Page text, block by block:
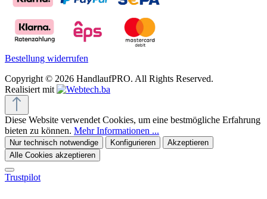
Bestellung widerrufen
Copyright © 2026 HandlaufPRO. All Rights Reserved.
Realisiert mit
Diese Website verwendet Cookies, um eine bestmögliche Erfahrung
bieten zu können. Mehr Informationen ...
Nur technisch notwendige Konfigurieren
Akzeptieren
Alle Cookies akzeptieren
Trustpilot